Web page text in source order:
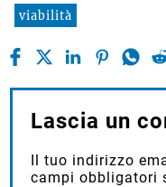
viabilità
Lascia un
Il tuo indirizzo
campi obbligatori